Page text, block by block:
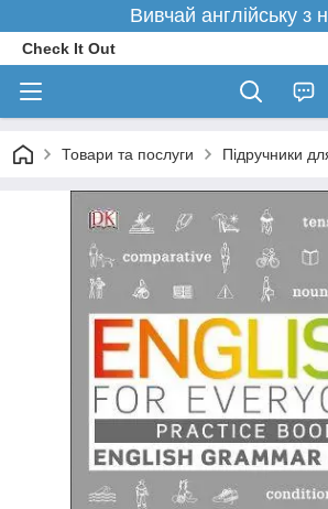
Вивчай англійську з
Check It Out
Товари та послуги Підручники